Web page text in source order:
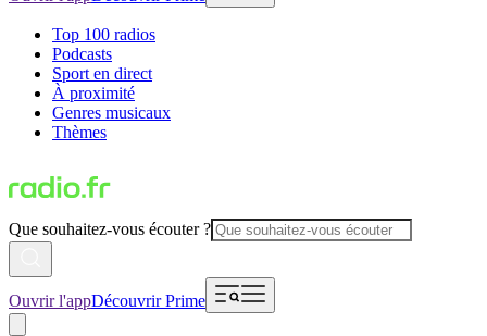
Top 100 radios
Podcasts
Sport en direct
À proximité
Genres musicaux
Thèmes
Que souhaitez-vous écouter ?
Ouvrir l'appDécouvrir Prime